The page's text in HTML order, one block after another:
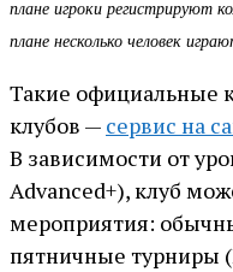
плане игроки регистрируют
плане несколько человек
Такие официальные
клубов — сервис на
В зависимости от
Advanced+), клуб
мероприятия:
пятничные турниры